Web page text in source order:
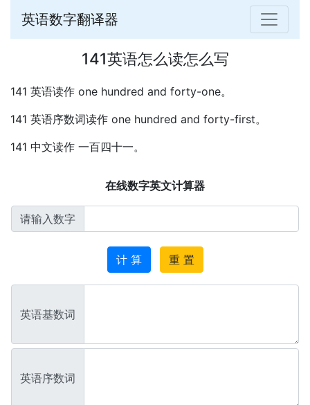
英语数字翻译器
141英语怎么读怎么写
141 英语读作 one hundred and forty-one。
141 英语序数词读作 one hundred and forty-first。
141 中文读作 一百四十一。
在线数字英文计算器
请输入数字
计 算 重 置
英语基数词
英语序数词